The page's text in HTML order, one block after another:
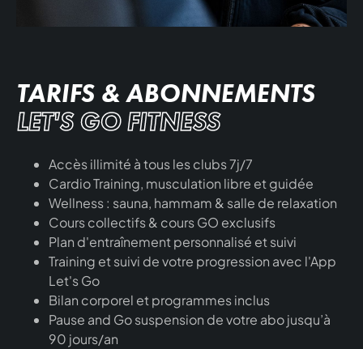
TARIFS & ABONNEMENTS
LET'S GO FITNESS
Accès illimité à tous les clubs 7j/7
Cardio Training, musculation libre et guidée
Wellness : sauna, hammam & salle de relaxation
Cours collectifs & cours GO exclusifs
Plan d'entraînement personnalisé et suivi
Training et suivi de votre progression avec l'App
Let's Go
Bilan corporel et programmes inclus
Pause and Go suspension de votre abo jusqu’à
90 jours/an